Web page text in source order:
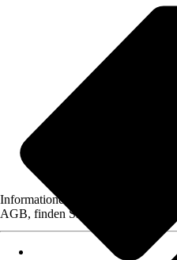
Informationen des Verkäufers,
AGB, finden Sie bei Klick auf den